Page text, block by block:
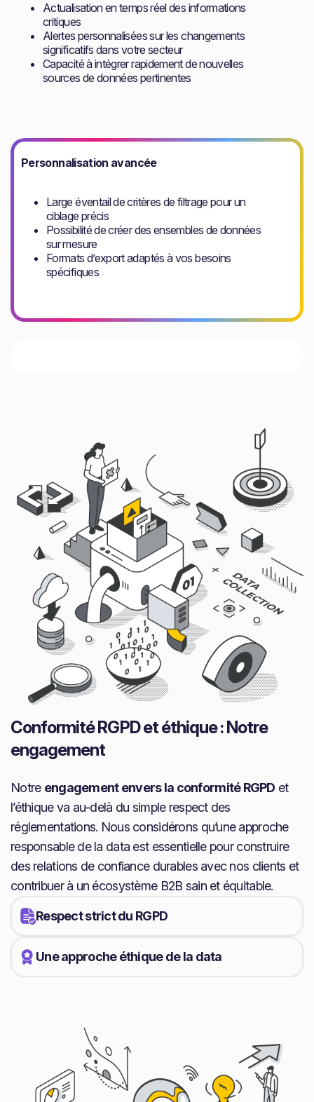
Actualisation en temps réel des informations
critiques
Alertes personnalisées sur les changements
significatifs dans votre secteur
Capacité à intégrer rapidement de nouvelles
sources de données pertinentes
Personnalisation avancée
Large éventail de critères de filtrage pour un
ciblage précis
Possibilité de créer des ensembles de données
sur mesure
Formats d’export adaptés à vos besoins
spécifiques
Conformité RGPD et éthique : Notre
engagement
Notre engagement envers la conformité RGPD et
l’éthique va au-delà du simple respect des
réglementations. Nous considérons qu’une approche
responsable de la data est essentielle pour construire
des relations de confiance durables avec nos clients et
contribuer à un écosystème B2B sain et équitable.
Respect strict du RGPD
Collecte et traitement des données en
experts indépendants
Une approche éthique de la data
Refus des méthodes de collecte intrusives ou
non éthiques
Promotion active des bonnes pratiques en
matière de data B2B